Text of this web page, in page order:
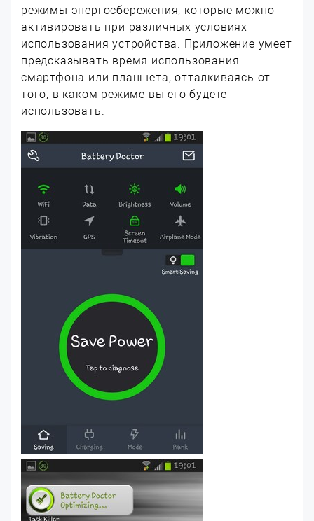
режимы энергосбережения, которые можно
активировать при различных условиях
использования устройства. Приложение умеет
предсказывать время использования
смартфона или планшета, отталкиваясь от
того, в каком режиме вы его будете
использовать.